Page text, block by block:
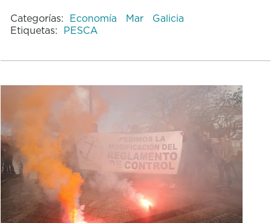
Categorías: Economía Mar
Galicia
Etiquetas: PESCA